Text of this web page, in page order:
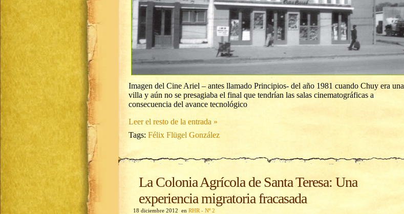
Imagen del Cine Ariel – antes llamado Principios- del año 1981 cuando Chuy era una
villa y aún no se presagiaba el final que tendrían las salas cinematográficas a
consecuencia del avance tecnológico
Leer el resto de la entrada »
Tags: Félix Flügel González
La Colonia Agrícola de Santa Teresa: Una
experiencia migratoria fracasada
18 diciembre 2012 en RHR - Nº 2